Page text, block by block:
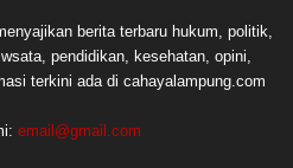
berita terbaru hukum, politik,
pendidikan, kesehatan, opini,
terkini ada di cahayalampung.com
email@gmail.com